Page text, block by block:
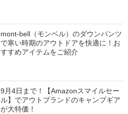
mont-bell（モンベル）のダウンパンツ
で寒い時期のアウトドアを快適に！お
すすめアイテムをご紹介
9月4日まで！【Amazonスマイルセー
ル】でアウトブランドのキャンプギア
が大特価！